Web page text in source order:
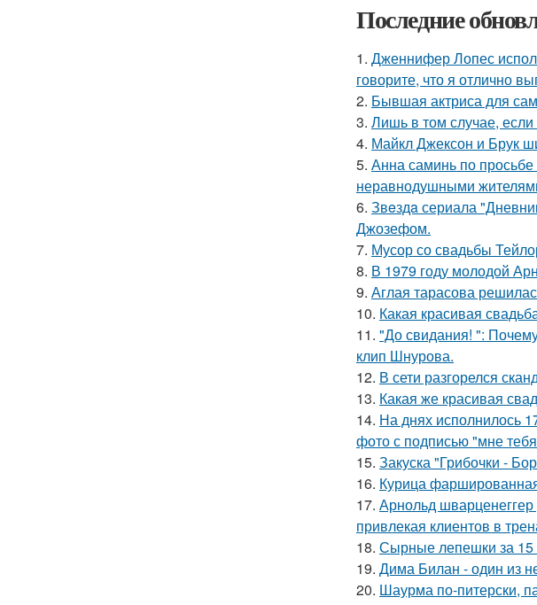
Последние
1. Дженнифер Лопес
говорите, что я отлично
2. Бывшая актриса для
3. Лишь в том случае,
4. Майкл Джексон и Брук
5. Анна саминь по просьбе
неравнодушными
6. Звeздa сериала
Джозефом.
7. Мусор со свадьбы
8. В 1979 году молодой
9. Аглая тарасова
10. Какая красивая
11. "До свидания! ":
клип Шнурова.
12. В сети разгорелся
13. Какая же красивая
14. На днях исполнилось
фото с подписью "мне
15. Закуска "Грибочки -
16. Курица
17. Арнольд шварценеггер
привлекая клиентов в
18. Сырные лепешки за 15
19. Дима Билан - один из
20. Шаурма по-питерски,